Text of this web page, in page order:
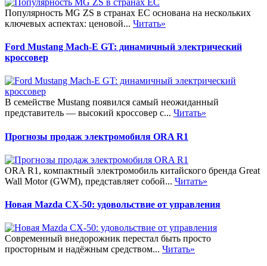
Популярность MG ZS в странах ЕС основана на нескольких
ключевых аспектах: ценовой... Читать»
Ford Mustang Mach-E GT: динамичный электрический
кроссовер
В семействе Mustang появился самый неожиданный
представитель — высокий кроссовер с... Читать»
Прогнозы продаж электромобиля ORA R1
ORA R1, компактный электромобиль китайского бренда Great
Wall Motor (GWM), представляет собой... Читать»
Новая Mazda CX-50: удовольствие от управления
Современный внедорожник перестал быть просто
просторным и надёжным средством... Читать»